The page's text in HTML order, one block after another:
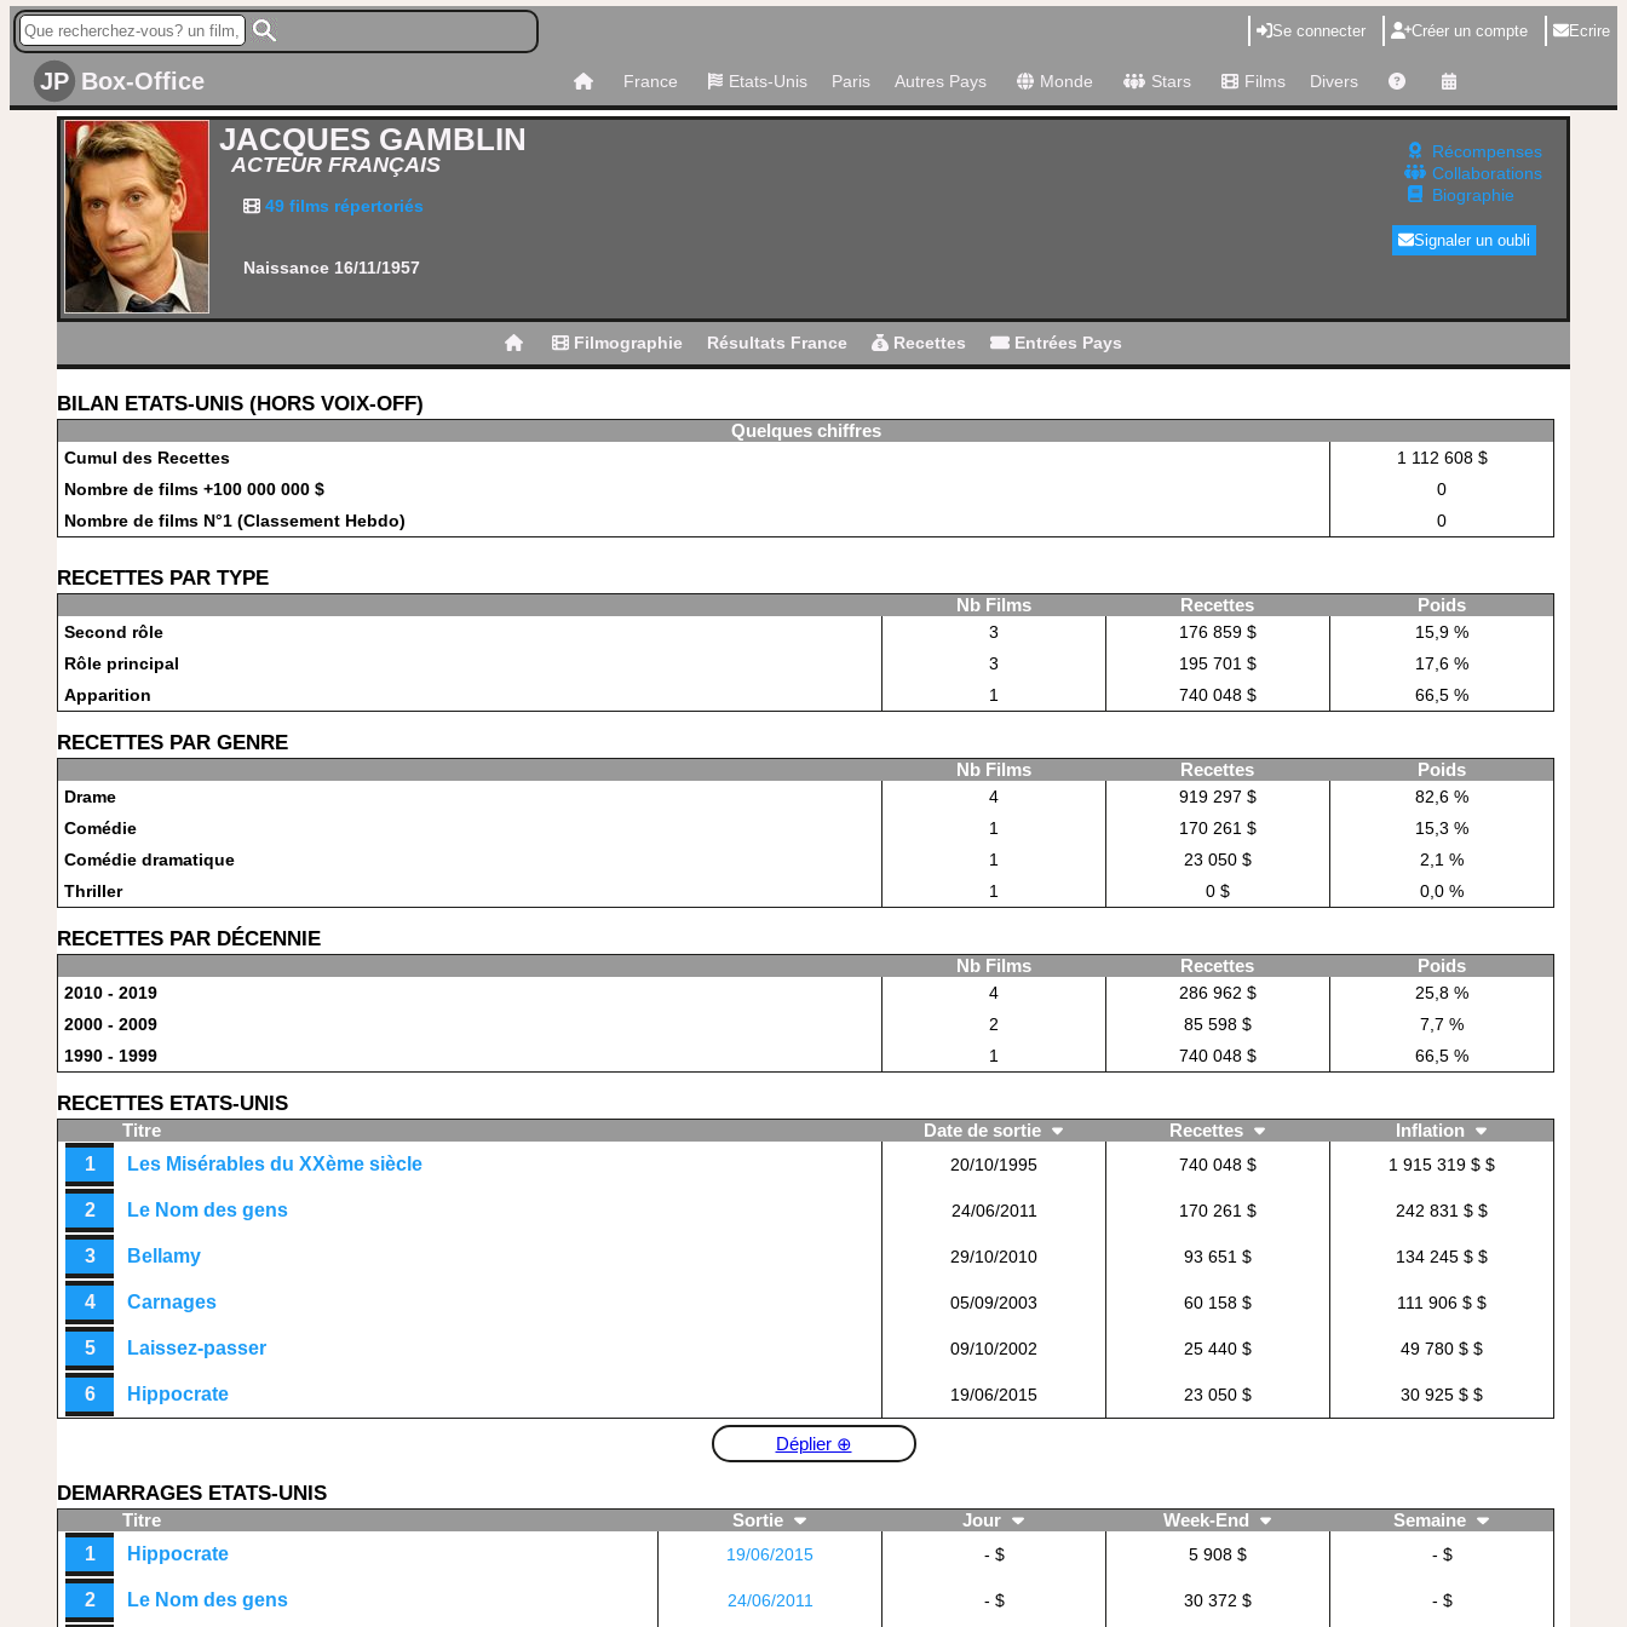
Se connecter Créer un compte Ecrire
JP Box-Office France Etats-Unis Paris Autres Pays Monde Stars Films Divers
JACQUES GAMBLIN
ACTEUR FRANÇAIS
49 films répertoriés
Naissance 16/11/1957
Récompenses
Collaborations
Biographie
Signaler un oubli
Filmographie Résultats France Recettes Entrées Pays
BILAN ETATS-UNIS (HORS VOIX-OFF)
Quelques chiffres
Cumul des Recettes
1 112 608 $
Nombre de films +100 000 000 $
0
Nombre de films N°1 (Classement Hebdo)
0
RECETTES PAR TYPE
Nb Films Recettes
Poids
Second rôle
3 176 859 $
15,9 %
Rôle principal
3 195 701 $
17,6 %
Apparition
1 740 048 $ 66,5 %
RECETTES PAR GENRE
Nb Films Recettes
Poids
Drame
4 919 297 $
82,6 %
Comédie
1 170 261 $
15,3 %
Comédie dramatique
1 23 050 $
2,1 %
Thriller
1 0 $ 0,0 %
RECETTES PAR DÉCENNIE
Nb Films Recettes
Poids
2010 - 2019
4 286 962 $
25,8 %
2000 - 2009
2 85 598 $
7,7 %
1990 - 1999
1 740 048 $ 66,5 %
RECETTES ETATS-UNIS
Titre Date de sortie Recettes Inflation
1 Les Misérables du XXème siècle 20/10/1995 740 048 $ 1 915 319 $ $
2 Le Nom des gens 24/06/2011 170 261 $ 242 831 $ $
3 Bellamy 29/10/2010 93 651 $ 134 245 $ $
4 Carnages 05/09/2003 60 158 $ 111 906 $ $
5 Laissez-passer 09/10/2002 25 440 $ 49 780 $ $
6 Hippocrate 19/06/2015 23 050 $ 30 925 $ $
Déplier ⊕
DEMARRAGES ETATS-UNIS
Titre Sortie Jour Week-End Semaine
1 Hippocrate 19/06/2015 - $ 5 908 $ - $
2 Le Nom des gens 24/06/2011 - $ 30 372 $ - $